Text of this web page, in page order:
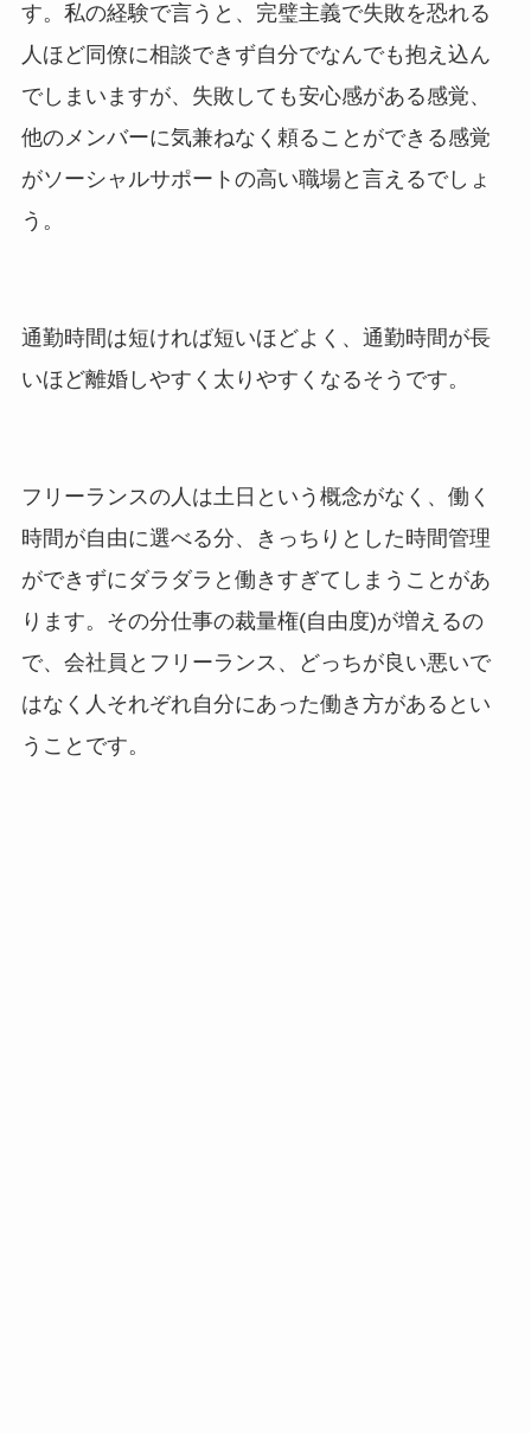
す。私の経験で言うと、完璧主義で失敗を恐れる
人ほど同僚に相談できず自分でなんでも抱え込ん
でしまいますが、失敗しても安心感がある感覚、
他のメンバーに気兼ねなく頼ることができる感覚
がソーシャルサポートの高い職場と言えるでしょ
う。
通勤時間は短ければ短いほどよく、通勤時間が長
いほど離婚しやすく太りやすくなるそうです。
フリーランスの人は土日という概念がなく、働く
時間が自由に選べる分、きっちりとした時間管理
ができずにダラダラと働きすぎてしまうことがあ
ります。その分仕事の裁量権(自由度)が増えるの
で、会社員とフリーランス、どっちが良い悪いで
はなく人それぞれ自分にあった働き方があるとい
うことです。